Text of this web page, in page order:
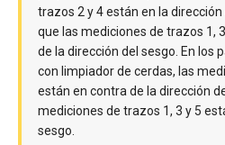
trazos 2 y 4 están en la
que las mediciones de trazos 1,
de la dirección del sesgo. En los
con limpiador de cerdas, las
están en contra de la dirección
mediciones de trazos 1, 3 y 5
sesgo.